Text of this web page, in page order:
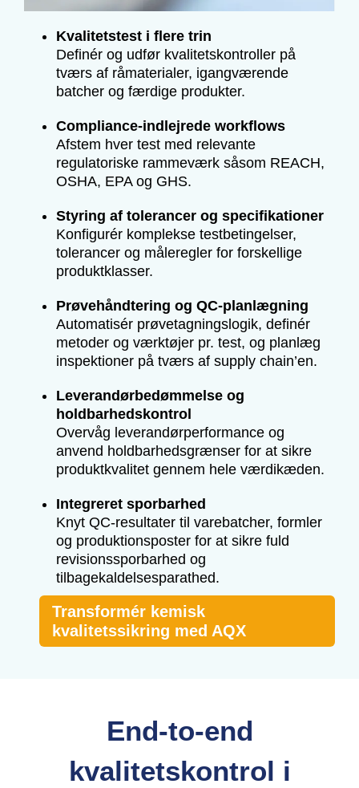
Kvalitetstest i flere trin
Definér og udfør kvalitetskontroller på
tværs af råmaterialer, igangværende
batcher og færdige produkter.
Compliance-indlejrede workflows
Afstem hver test med relevante
regulatoriske rammeværk såsom REACH,
OSHA, EPA og GHS.
Styring af tolerancer og specifikationer
Konfigurér komplekse testbetingelser,
tolerancer og måleregler for forskellige
produktklasser.
Prøvehåndtering og QC-planlægning
Automatisér prøvetagningslogik, definér
metoder og værktøjer pr. test, og planlæg
inspektioner på tværs af supply chain’en.
Leverandørbedømmelse og
holdbarhedskontrol
Overvåg leverandørperformance og
anvend holdbarhedsgrænser for at sikre
produktkvalitet gennem hele værdikæden.
Integreret sporbarhed
Knyt QC-resultater til varebatcher, formler
og produktionsposter for at sikre fuld
revisionssporbarhed og
tilbagekaldelsesparathed.
Transformér kemisk
kvalitetssikring med AQX
End-to-end
kvalitetskontrol i